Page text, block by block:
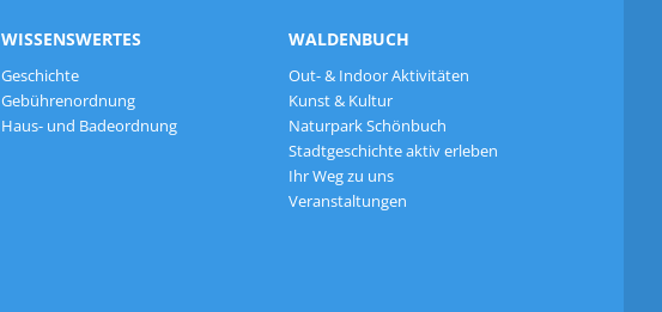
WISSENSWERTES
Geschichte
Gebührenordnung
Haus- und Badeordnung
WALDENBUCH
Out- & Indoor Aktivitäten
Kunst & Kultur
Naturpark Schönbuch
Stadtgeschichte aktiv erleben
Ihr Weg zu uns
Veranstaltungen